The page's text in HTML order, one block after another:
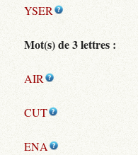
YSER
Mot(s) de 3 lettres :
AIR
CUT
ENA